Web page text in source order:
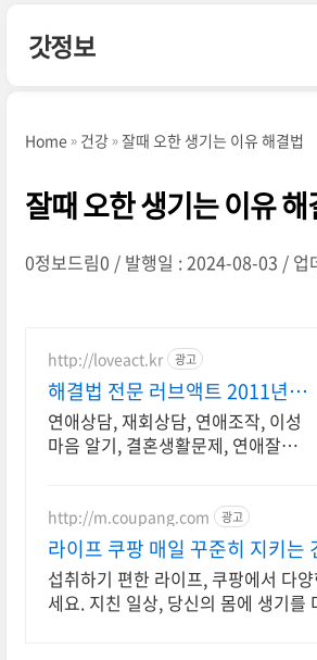
갓정보
Home 건강 잘때 오한 생기는 이유 해결법
잘때 오한 생기는 이유 해
0정보드림0 발행일 : 2024-08-03 업
http://loveact.kr 광고
해결법 전문 러브액트 2011년
개업 오랜 업력
연애상담, 재회상담, 연애조작, 이성
마음 알기, 결혼생활문제, 연애잘하
의부탁드립니다.
http://m.coupang.com 광고
라이프 쿠팡 매일 꾸준히 지키는
섭취하기 편한 라이프, 쿠팡에서 다
세요. 지친 일상, 당신의 몸에 생기를